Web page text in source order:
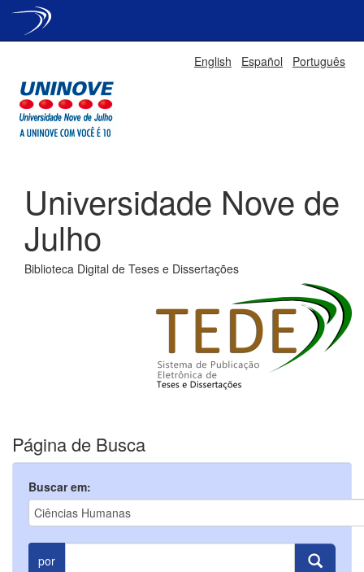
English Español Português
Universidade Nove de
Julho
Biblioteca Digital de Teses e Dissertações
Página de Busca
Buscar em:
por